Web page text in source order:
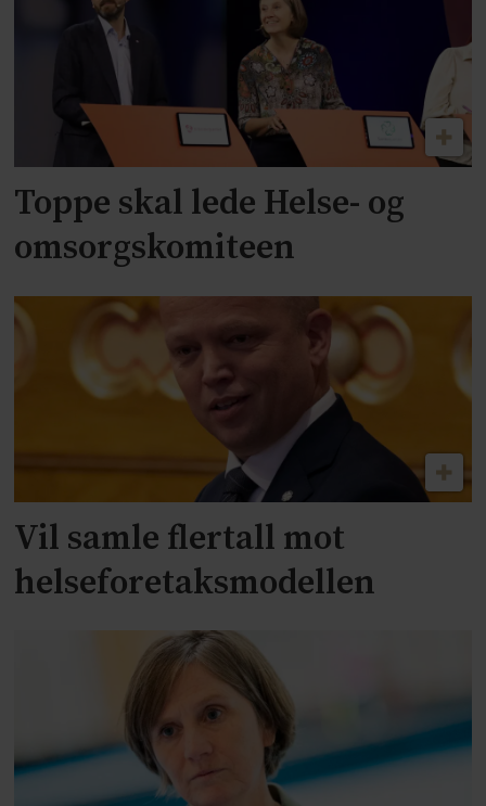
Toppe skal lede Helse- og
omsorgskomiteen
Vil samle flertall mot
helseforetaksmodellen